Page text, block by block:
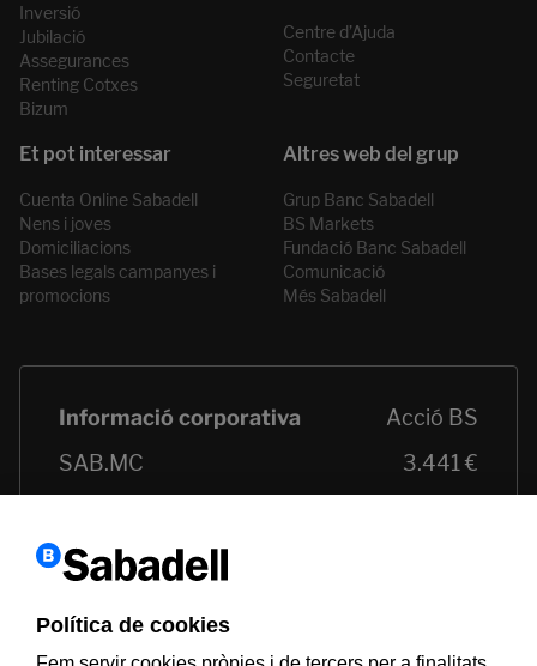
Inversió
Jubilació
Assegurances
Renting Cotxes
Bizum
Centre d’Ajuda
Contacte
Seguretat
Cuenta Online Sabadell
Nens i joves
Domiciliacions
Bases legals campanyes i
promocions
Grup Banc Sabadell
BS Markets
Fundació Banc Sabadell
Comunicació
Més Sabadell
Política de cookies